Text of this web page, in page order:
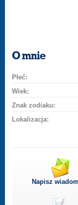
O mnie
Płeć:
Wiek:
Znak zodiaku:
Lokalizacja:
Napisz